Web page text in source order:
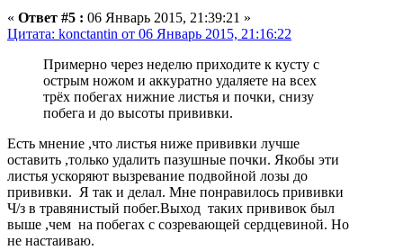
« Ответ #5 : 06 Январь 2015, 21:39:21 »
Цитата: konctantin от 06 Январь 2015, 21:16:22
Примерно через неделю приходите к кусту с
острым ножом и аккуратно удаляете на всех
трёх побегах нижние листья и почки, снизу
побега и до высоты прививки.
Есть мнение ,что листья ниже прививки лучше
оставить ,только удалить пазушные почки. Якобы эти
листья ускоряют вызревание подвойной лозы до
прививки. Я так и делал. Мне понравилось прививки
Ч/з в травянистый побег.Выход таких прививок был
выше ,чем на побегах с созревающей сердцевиной. Но
не настаиваю.